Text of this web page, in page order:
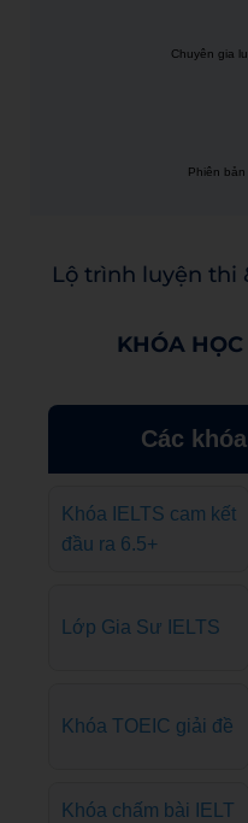
Chuyên gia
Phiên
Lộ trình luyện thi
KHÓA
Các
Khóa IELTS cam kết
đầu ra 6.5+
Lớp Gia Sư IELTS
Khóa TOEIC giải đề
Khóa chấm bài IELT